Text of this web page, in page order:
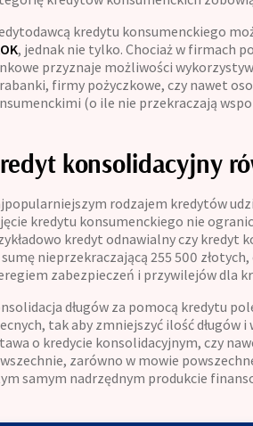
kredytu konsumenckiego
, jednak nie tylko. Chociaż w firmach
przyznaje możliwości
firmy pożyczkowe, czy nawet
(o ile nie przekraczają
konsolidacyjny
rodzajem kredytów
kredytu konsumenckiego nie
kredyt odnawialny czy kredyt
sumę nieprzekraczającą 255 500
zabezpieczeń i przywilejów dla
długów za pomocą kredytu
tak aby zmniejszyć ilość długów
o kredycie konsolidacyjnym, czy
zarówno w mowie
samym nadrzędnym produkcie